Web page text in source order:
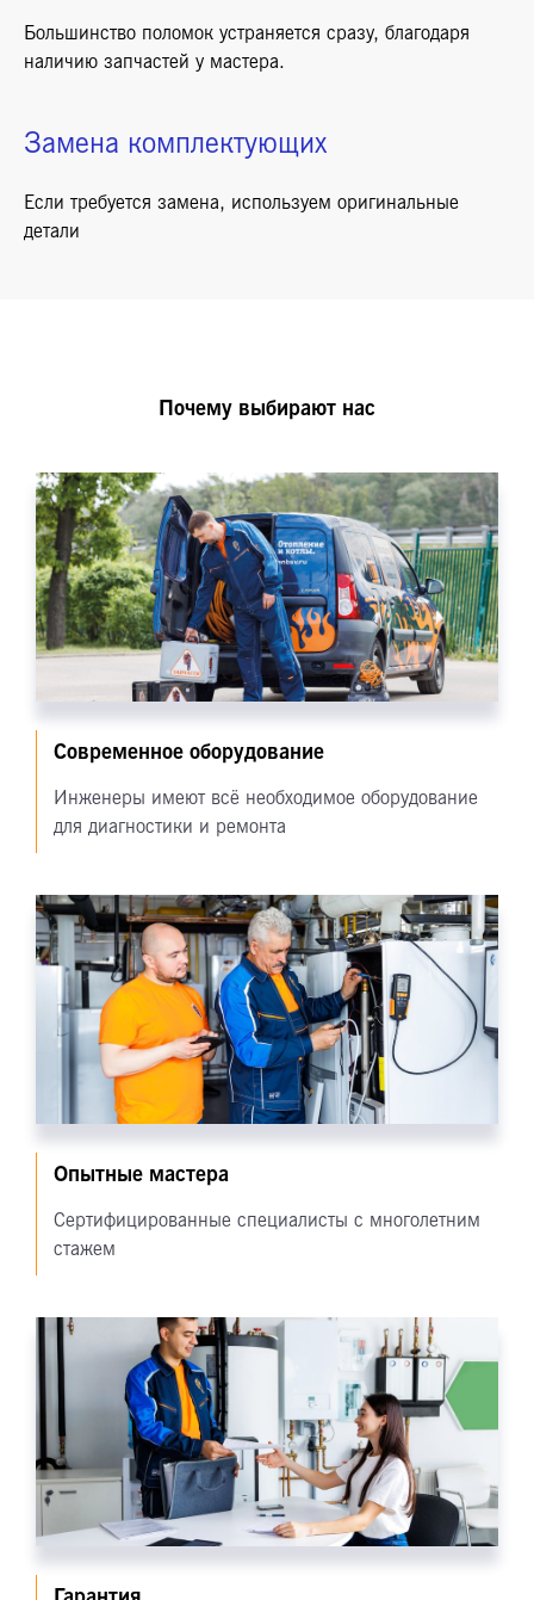
Большинство поломок устраняется сразу, благодаря
наличию запчастей у мастера.
Замена комплектующих
Если требуется замена, используем оригинальные
детали
Почему выбирают нас
Современное оборудование
Инженеры имеют всё необходимое оборудование
для диагностики и ремонта
Опытные мастера
Сертифицированные специалисты с многолетним
стажем